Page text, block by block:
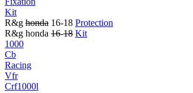
Kit
R&g honda 16-18 Protection
R&g honda 16-18 Kit
1000
Cb
Racing
Vfr
Crf1000l